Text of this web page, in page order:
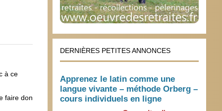
à ce
faire don
DERNIÈRES PETITES ANNONCES
Apprenez le latin comme une
langue vivante – méthode Orberg –
cours individuels en ligne